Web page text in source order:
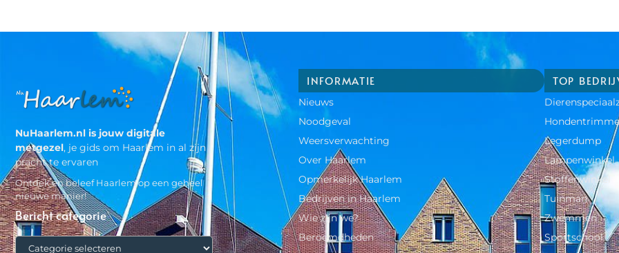
NuHaarlem.nl is jouw digitale
metgezel, je gids om Haarlem in al zijn
pracht te ervaren
Ontdek en beleef Haarlem op een geheel
nieuwe manier!
Bericht categorie
INFORMATIE
Nieuws
Noodgeval
Weersverwachting
Over Haarlem
Opmerkelijk Haarlem
Bedrijven in Haarlem
Wie zijn we?
Beroemdheden​
TOP
Legerdump
Lampenwinkel
Stoffenwinkel
Tuinman
Zwemmen
Sportschool